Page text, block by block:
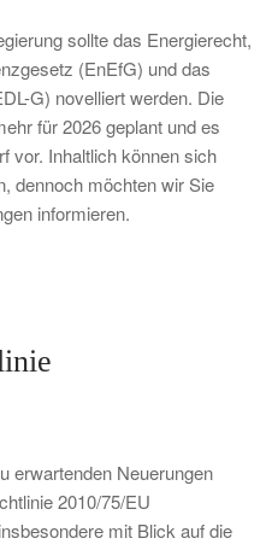
sollte das Energierecht,
(EnEfG) und das
G) novelliert werden. Die
für 2026 geplant und es
vor. Inhaltlich können sich
dennoch möchten wir Sie
informieren.
erwartenden Neuerungen
2010/75/EU
mit Blick auf die